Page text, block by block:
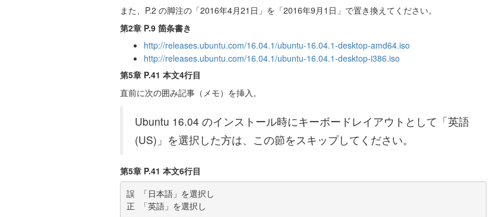
また、P.2 の脚注の「2016年4月21日」を「2016年9月1日」で置き換えてください。
第2章 P.9 箇条書き
http://releases.ubuntu.com/16.04.1/ubuntu-16.04.1-desktop-amd64.iso
http://releases.ubuntu.com/16.04.1/ubuntu-16.04.1-desktop-i386.iso
第5章 P.41 本文4行目
直前に次の囲み記事（メモ）を挿入。
Ubuntu 16.04 のインストール時にキーボードレイアウトとして「英語
(US)」を選択した方は、この節をスキップしてください。
第5章 P.41 本文6行目
誤 「日本語」を選択し